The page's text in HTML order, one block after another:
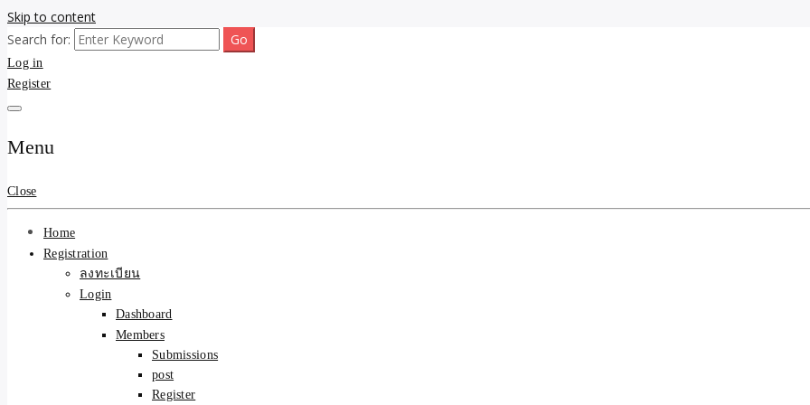
Skip to content
รับจ้างโพสต์ขายบ้าน ขายของ ติดหน้าแรก Google Ai
ความคุ้มค่า "ถูกและดีมีอยู่จริง" (เหมาะกับพ่อค้าแม่ค้า)
การันตีงานดี 100% ✨
ขายบ้านไม่ออก ขายสินค้าไม่ได้ บอกเรา! รับจ้างลงโพสต์อสังหาฯ รับโพสเว็บบอร์ดSEO ดันติดหน้าแรก Google AI ชัวร์ 🎯 … ให้เราจัดการให้! ด้วยร
Search for:
Log in
Register
Menu
Close
Home
Registration
ลงทะเบียน
Login
Dashboard
Members
Submissions
post
Register